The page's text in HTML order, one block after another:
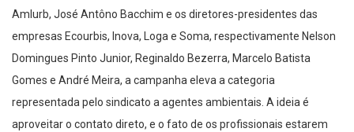
Amlurb, José Antôno Bacchim e os diretores-presidentes das
empresas Ecourbis, Inova, Loga e Soma, respectivamente Nelson
Domingues Pinto Junior, Reginaldo Bezerra, Marcelo Batista
Gomes e André Meira, a campanha eleva a categoria
representada pelo sindicato a agentes ambientais. A ideia é
aproveitar o contato direto, e o fato de os profissionais estarem